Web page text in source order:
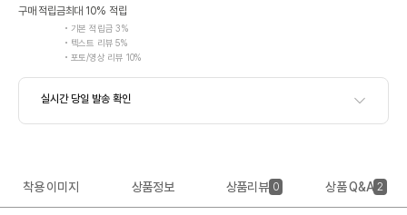
구매 적립금최대 10% 적립
기본 적립금 3%
텍스트 리뷰 5%
포토/영상 리뷰 10%
착용 이미지 상품정보 상품리뷰 0 상품 Q&A 2